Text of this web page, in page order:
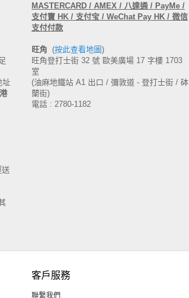
址
送
MASTERCARD / AMEX / 八達通 / PayMe /
支付寶 HK / 支付宝 / WeChat Pay HK / 微信
支付付款
旺角 (按此查看地圖)
旺角登打士街 32 號 歐美廣場 17 字樓 1703
室
(油麻地鐵站 A1 出口 / 彌敦道 - 登打士街 / 砵
蘭街)
電話 : 2780-1182
客戶服務
聯繫我們